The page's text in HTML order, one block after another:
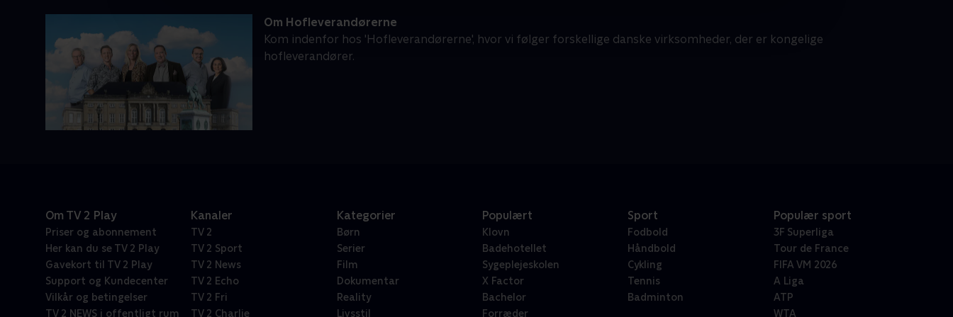
Om Hofleverandørerne
Kom indenfor hos 'Hofleverandørerne', hvor vi følger forskellige danske virksomheder, der er kongelige
hofleverandører.
Om TV 2 Play
Priser og abonnement
Her kan du se TV 2 Play
Gavekort til TV 2 Play
Support og Kundecenter
Vilkår og betingelser
TV 2 NEWS i offentligt rum
Kanaler
TV 2
TV 2 Sport
TV 2 News
TV 2 Echo
TV 2 Fri
TV 2 Charlie
Kategorier
Børn
Serier
Film
Dokumentar
Reality
Livsstil
Populært
Klovn
Badehotellet
Sygeplejeskolen
X Factor
Bachelor
Forræder
Sport
Fodbold
Håndbold
Cykling
Tennis
Badminton
Populær sport
3F Superliga
Tour de France
FIFA VM 2026
A Liga
ATP
WTA